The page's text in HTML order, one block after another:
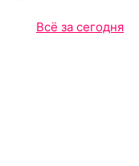
Всё за сегодня